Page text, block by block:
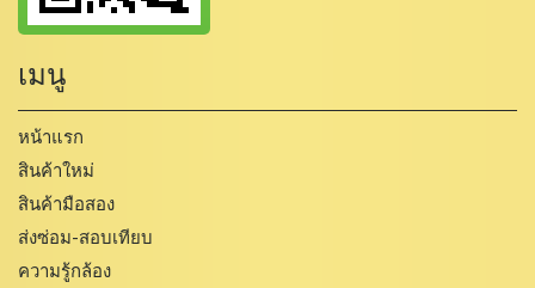
เมนู
หน้าแรก
สินค้าใหม่
สินค้ามือสอง
ส่งซ่อม-สอบเทียบ
ความรู้กล้อง